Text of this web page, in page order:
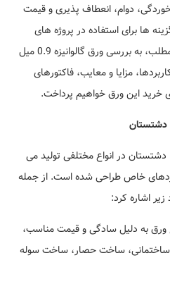
خوردگی، دوام، انعطاف پذیری و قیمت
ها برای استفاده در پروژه های
مختلف شناخته می شود. در این مطلب، به بررسی ورق گالوانیزه 0.9 میل
کاربردها، مزایا و معایب، فاکتورهای
خرید این ورق خواهیم پرداخت.
ورق گالوانیزه 0.9 میل عرض1000 دشتستان در انواع مختلفی تولید می
خاص طراحی شده است. از جمله
اشاره کرد:
ورق به دلیل سادگی و قیمت مناسب،
ساختمانی، ساخت حصار، ساخت سوله